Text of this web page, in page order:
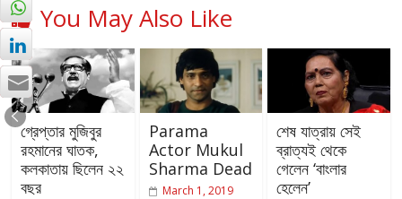
You May Also Like
গ্রেপ্তার মুজিবুর
রহমানের ঘাতক,
কলকাতায় ছিলেন ২২
বছর
Parama
Actor Mukul
Sharma Dead
March 1, 2019
শেষ যাত্রায় সেই
ব্রাত্যই থেকে
গেলেন ‘বাংলার
হেলেন’